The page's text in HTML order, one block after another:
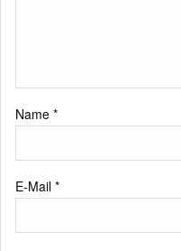
Name *
E-Mail *